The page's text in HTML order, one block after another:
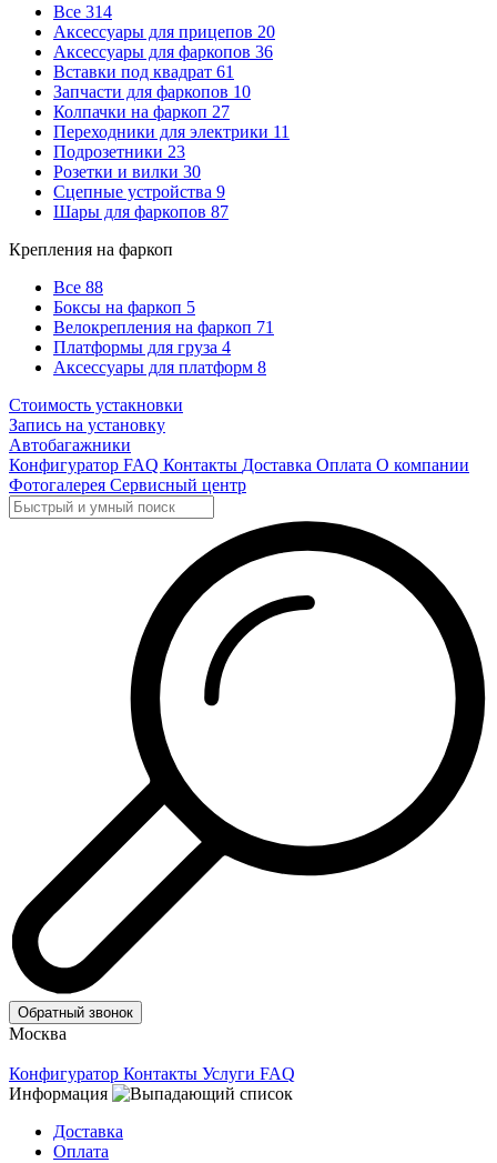
Все 314
Аксессуары для прицепов 20
Аксессуары для фаркопов 36
Вставки под квадрат 61
Запчасти для фаркопов 10
Колпачки на фаркоп 27
Переходники для электрики 11
Подрозетники 23
Розетки и вилки 30
Сцепные устройства 9
Шары для фаркопов 87
Крепления на фаркоп
Все 88
Боксы на фаркоп 5
Велокрепления на фаркоп 71
Платформы для груза 4
Аксессуары для платформ 8
Стоимость устакновки
Запись на установку
Автобагажники
Конфигуратор FAQ Контакты Доставка Оплата О компании
Фотогалерея Сервисный центр
Обратный звонок
Москва
Конфигуратор Контакты Услуги FAQ
Информация
Доставка
Оплата